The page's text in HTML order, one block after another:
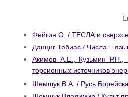
Фейгин О. / ТЕСЛА и
Данциг Тобиас / Числа –
Акимов А.Е., Кузьмин Р.Н.,
торсионных источников
Шемшук В.А. / Русь